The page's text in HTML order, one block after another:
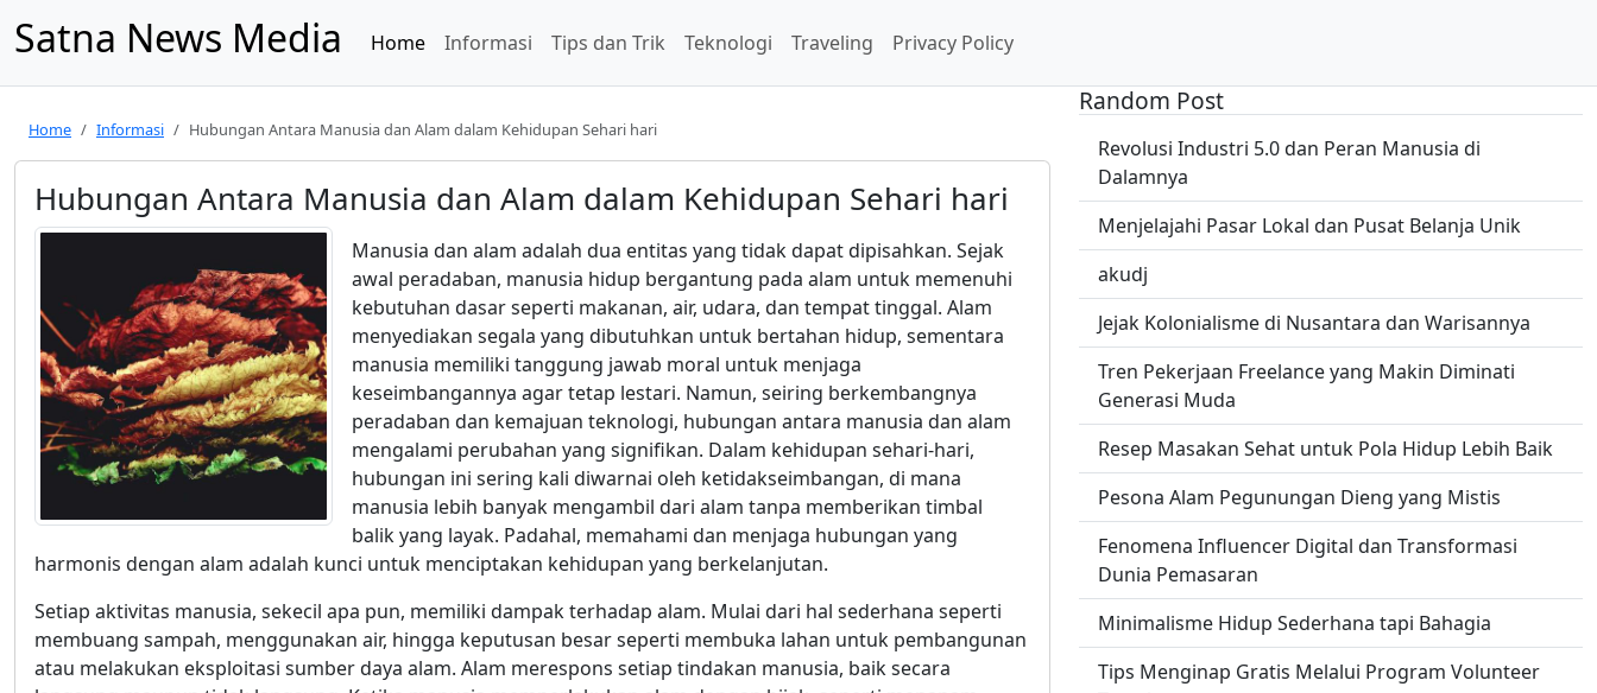
Satna News Media Home Informasi Tips dan Trik Teknologi Traveling Privacy Policy
Home Informasi Hubungan Antara Manusia dan Alam dalam Kehidupan Sehari hari
Hubungan Antara Manusia dan Alam dalam Kehidupan Sehari hari
Manusia dan alam adalah dua entitas yang tidak dapat dipisahkan. Sejak
awal peradaban, manusia hidup bergantung pada alam untuk memenuhi
kebutuhan dasar seperti makanan, air, udara, dan tempat tinggal. Alam
menyediakan segala yang dibutuhkan untuk bertahan hidup, sementara
manusia memiliki tanggung jawab moral untuk menjaga
keseimbangannya agar tetap lestari. Namun, seiring berkembangnya
peradaban dan kemajuan teknologi, hubungan antara manusia dan alam
mengalami perubahan yang signifikan. Dalam kehidupan sehari-hari,
hubungan ini sering kali diwarnai oleh ketidakseimbangan, di mana
manusia lebih banyak mengambil dari alam tanpa memberikan timbal
balik yang layak. Padahal, memahami dan menjaga hubungan yang
harmonis dengan alam adalah kunci untuk menciptakan kehidupan yang berkelanjutan.
Setiap aktivitas manusia, sekecil apa pun, memiliki dampak terhadap alam. Mulai dari hal sederhana seperti
membuang sampah, menggunakan air, hingga keputusan besar seperti membuka lahan untuk pembangunan
atau melakukan eksploitasi sumber daya alam. Alam merespons setiap tindakan manusia, baik secara
Random Post
Revolusi Industri 5.0 dan Peran Manusia di
Dalamnya
Menjelajahi Pasar Lokal dan Pusat Belanja Unik
akudj
Jejak Kolonialisme di Nusantara dan Warisannya
Tren Pekerjaan Freelance yang Makin Diminati
Generasi Muda
Resep Masakan Sehat untuk Pola Hidup Lebih Baik
Pesona Alam Pegunungan Dieng yang Mistis
Fenomena Influencer Digital dan Transformasi
Dunia Pemasaran
Minimalisme Hidup Sederhana tapi Bahagia
Tips Menginap Gratis Melalui Program Volunteer